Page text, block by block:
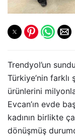
Trendyol’un
Türkiye’nin
ürünlerini
Evcan’ın evde
kadının birlikte
dönüşmüş